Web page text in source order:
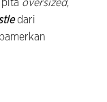
oversized,
dari